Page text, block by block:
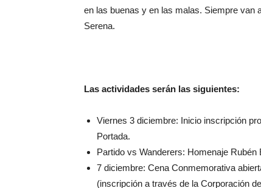
en las buenas y en las malas. Siempre van
Serena.
Las actividades serán las siguientes:
Viernes 3 diciembre: Inicio inscripción
Portada.
Partido vs Wanderers: Homenaje
7 diciembre: Cena Conmemorativa
(inscripción a través de la Corporación